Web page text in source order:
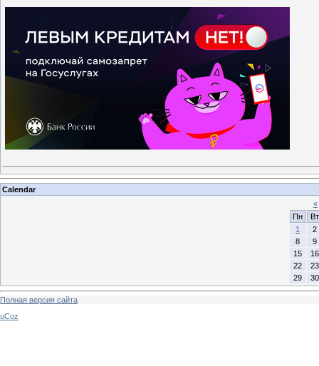
Calendar
«
Пн
Вт
1
2
8
9
15
16
22
23
29
30
Полная версия сайта
uCoz